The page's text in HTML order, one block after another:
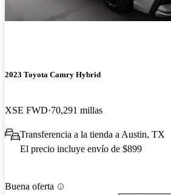
2023 Toyota Camry Hybrid
XSE FWD 70,291 millas
Transferencia a la tienda a Austin, TX
El precio incluye envío de $899
Buena oferta